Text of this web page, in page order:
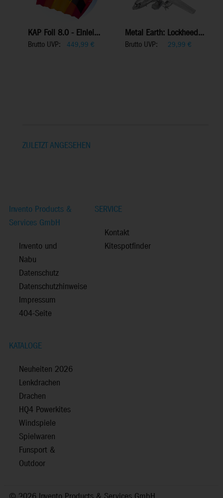
KAP Foil 8.0 - Einlei...
Brutto UVP: 449,99 €
Metal Earth: Lockheed...
Brutto UVP: 29,99 €
ZULETZT ANGESEHEN
Invento Products &
Services GmbH
Invento und
Nabu
Datenschutz
Datenschutzhinweise
Impressum
404-Seite
SERVICE
Kontakt
Kitespotfinder
KATALOGE
Neuheiten 2026
Lenkdrachen
Drachen
HQ4 Powerkites
Windspiele
Spielwaren
Funsport &
Outdoor